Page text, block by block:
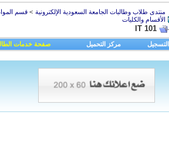
منتدى طلاب وطالبات الجامعة السعودية الإلكترونية >قسم
الأقسام والكليات
IT 101
التسجيل مركز التحميل صفحة خدمات